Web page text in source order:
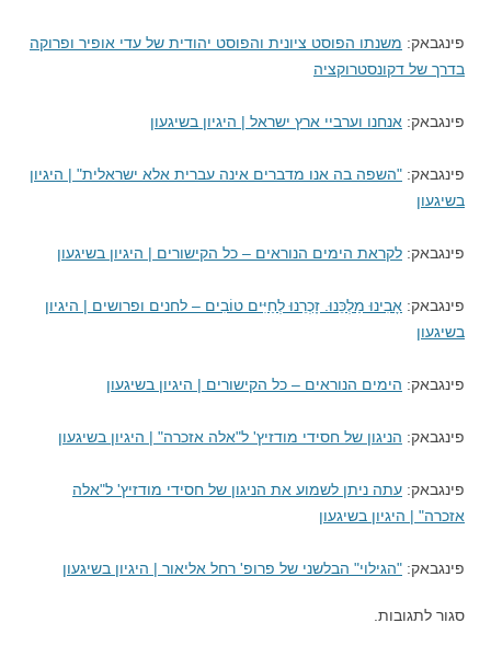
פינגבאק: משנתו הפוסט ציונית והפוסט יהודית של עדי אופיר ופרוקה
בדרך של דקונסטרוקציה
פינגבאק: אנחנו וערביי ארץ ישראל | היגיון בשיגעון
פינגבאק: "השפה בה אנו מדברים אינה עברית אלא ישראלית" | היגיון
בשיגעון
פינגבאק: לקראת הימים הנוראים – כל הקישורים | היגיון בשיגעון
פינגבאק: אָבִינוּ מַלְכֵּנוּ. זָכְרֵנוּ לְחַיִּים טוֹבִים – לחנים ופרושים | היגיון
בשיגעון
פינגבאק: הימים הנוראים – כל הקישורים | היגיון בשיגעון
פינגבאק: הניגון של חסידי מודזיץ' ל"אלה אזכרה" | היגיון בשיגעון
פינגבאק: עתה ניתן לשמוע את הניגון של חסידי מודזיץ' ל"אלה
אזכרה" | היגיון בשיגעון
פינגבאק: "הגילוי" הבלשני של פרופ' רחל אליאור | היגיון בשיגעון
סגור לתגובות.